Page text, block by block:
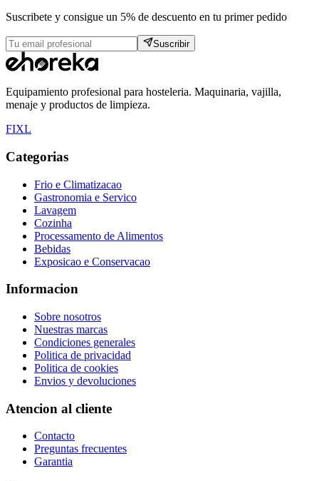
Suscribete y consigue un 5% de descuento en tu primer pedido
Suscribir
Equipamiento profesional para hosteleria. Maquinaria, vajilla,
menaje y productos de limpieza.
FIXL
Categorias
Frio e Climatizacao
Gastronomia e Servico
Lavagem
Cozinha
Processamento de Alimentos
Bebidas
Exposicao e Conservacao
Informacion
Sobre nosotros
Nuestras marcas
Condiciones generales
Politica de privacidad
Politica de cookies
Envios y devoluciones
Atencion al cliente
Contacto
Preguntas frecuentes
Garantia